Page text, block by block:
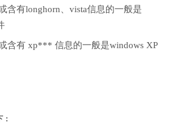
含有longhorn、vista信息的一般是
含有 xp*** 信息的一般是windows XP